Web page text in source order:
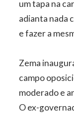
um tapa na
adianta nada
e fazer a
Zema
campo
moderado e
O ex-